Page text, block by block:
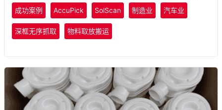
成功案例
AccuPick SolScan 制造业 汽车业
深框无序抓取 物料取放搬运